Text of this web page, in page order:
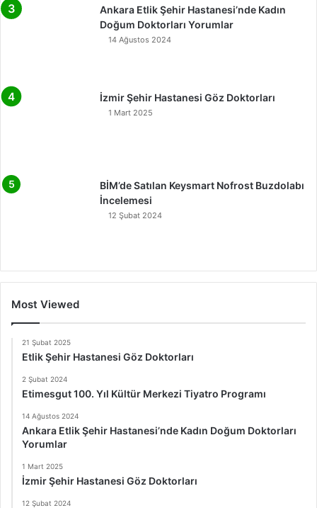
Ankara Etlik Şehir Hastanesi’nde Kadın
Doğum Doktorları Yorumlar
14 Ağustos 2024
İzmir Şehir Hastanesi Göz Doktorları
1 Mart 2025
BİM’de Satılan Keysmart Nofrost Buzdolabı
İncelemesi
12 Şubat 2024
Most Viewed
21 Şubat 2025
Etlik Şehir Hastanesi Göz Doktorları
2 Şubat 2024
Etimesgut 100. Yıl Kültür Merkezi Tiyatro Programı
14 Ağustos 2024
Ankara Etlik Şehir Hastanesi’nde Kadın Doğum Doktorları
Yorumlar
1 Mart 2025
İzmir Şehir Hastanesi Göz Doktorları
12 Şubat 2024